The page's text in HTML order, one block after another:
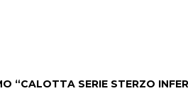
“CALOTTA SERIE STERZO